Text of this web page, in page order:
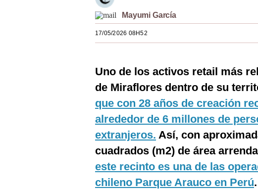
Mayumi García
17/05/2026 08H52
Uno de los activos retail más
de Miraflores dentro de su
que con 28 años de creación
alrededor de 6 millones de
extranjeros. Así, con
cuadrados (m2) de área
este recinto es una de las
chileno Parque Arauco en Perú